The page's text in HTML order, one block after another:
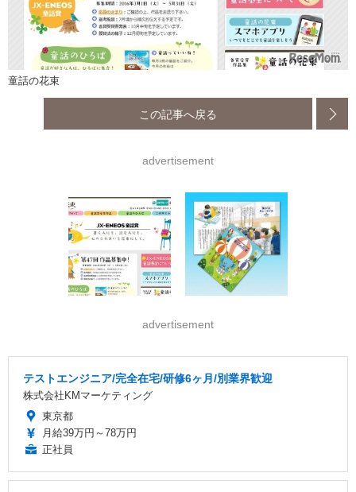
童話の花束
この記事へ戻る
advertisement
advertisement
テストエンジニア/完全在宅/研修6ヶ月/別業界歓迎
株式会社KMマーケティング
東京都
月給39万円～78万円
正社員